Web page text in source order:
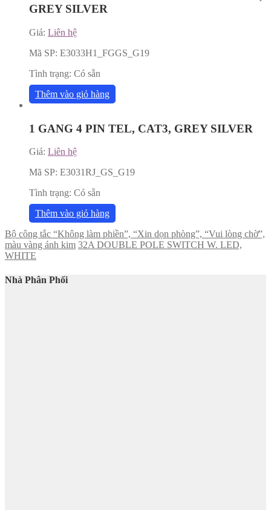
GREY SILVER
Giá: Liên hệ
Mã SP: E3033H1_FGGS_G19
Tình trạng: Có sẵn
Thêm vào giỏ hàng
1 GANG 4 PIN TEL, CAT3, GREY SILVER
Giá: Liên hệ
Mã SP: E3031RJ_GS_G19
Tình trạng: Có sẵn
Thêm vào giỏ hàng
Bộ công tắc “Không làm phiền”, “Xin dọn phòng”, “Vui lòng chờ”,
màu vàng ánh kim 32A DOUBLE POLE SWITCH W. LED,
WHITE
Nhà Phân Phối